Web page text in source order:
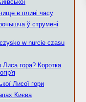
в плині часу
ў струмені
w nurcie czasu
Лиса гора? Коротка
Лисої гори
Києва